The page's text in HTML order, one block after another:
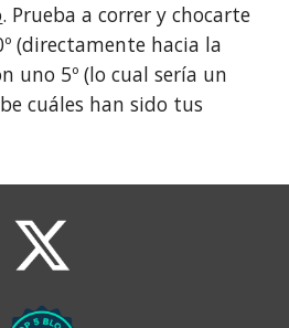
. Prueba a correr y chocarte
(directamente hacia la
uno 5º (lo cual sería un
cuáles han sido tus